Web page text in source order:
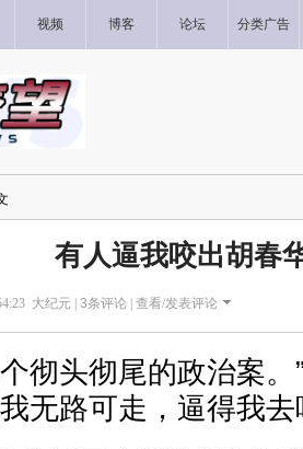
视频 博客 论坛 分类广告
有人逼我咬出胡春
大纪元 | 3条评论 | 查看/发表评论
彻头彻尾的政治案
无路可走，逼得我去